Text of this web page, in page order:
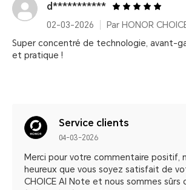
d***********
02-03-2026
Par HONOR
Super concentré de technologie, avant-
et pratique !
Service clients
04-03-2026
Merci pour votre commentaire positif,
heureux que vous soyez satisfait de
CHOICE AI Note et nous sommes sûrs